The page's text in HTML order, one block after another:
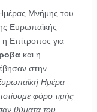
Μνήμης του
Ευρωπαϊκής
η Επίτροπος για
και η
στην
Ημέρα
φόρο τιμής
θύματα του